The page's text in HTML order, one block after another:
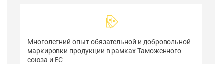
Многолетний опыт обязательной и добровольной
маркировки продукции в рамках Таможенного
союза и ЕС